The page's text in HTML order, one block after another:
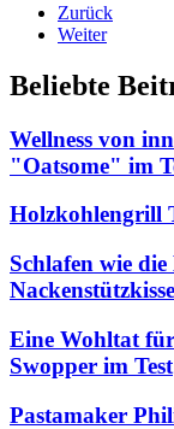
Zurück
Weiter
Beliebte
Wellness von
"Oatsome" im
Holzkohlengrill
Schlafen wie
Eine Wohltat
Swopper im Test
Pastamaker